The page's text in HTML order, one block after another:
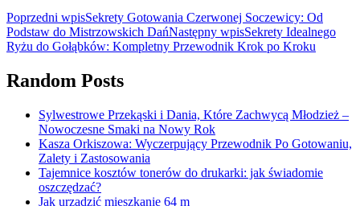
Poprzedni wpisSekrety Gotowania Czerwonej Soczewicy: Od
Podstaw do Mistrzowskich DańNastępny wpisSekrety Idealnego
Ryżu do Gołąbków: Kompletny Przewodnik Krok po Kroku
Random Posts
Sylwestrowe Przekąski i Dania, Które Zachwycą Młodzież –
Nowoczesne Smaki na Nowy Rok
Kasza Orkiszowa: Wyczerpujący Przewodnik Po Gotowaniu,
Zalety i Zastosowania
Tajemnice kosztów tonerów do drukarki: jak świadomie
oszczędzać?
Jak urządzić mieszkanie 64 m